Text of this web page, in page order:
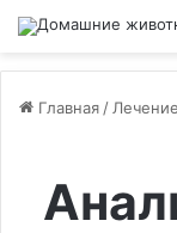
Главная /